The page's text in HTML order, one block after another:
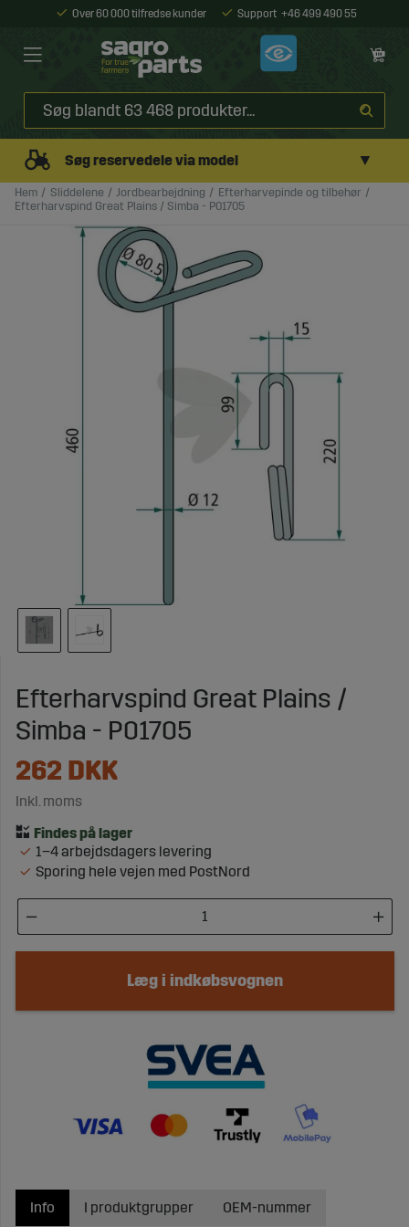
Over 60 000 tilfredse kunder Support +46 499 490 55
Søg reservedele via model ▼
Hem Sliddelene Jordbearbejdning
Efterharvepinde og tilbehør
Efterharvspind Great Plains / Simba - P01705
Efterharvspind Great Plains /
Simba - P01705
262 DKK
Inkl. moms
1–4 arbejdsdagers levering
Sporing hele vejen med PostNord
Læg i indkøbsvognen
Info I produktgrupper OEM-nummer